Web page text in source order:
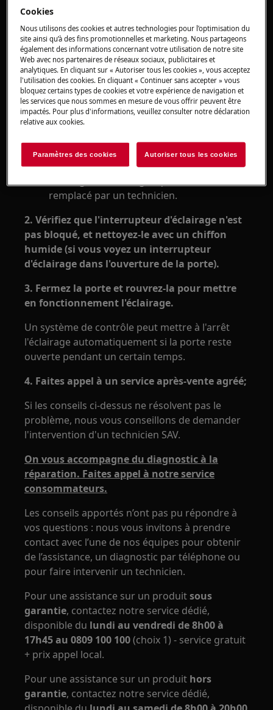
1. Vérifiez que l'ampoule n'est pas
défectueuse et remplacez-la si nécessaire en
suivant les instructions de la notice
d'utilisation.
Vous pouvez
télécharger la notice d'utilisation
Des ampoules neuves, des produits
disponibles dans notre boutique en ligne.
Certains appareils comportent un
remplacé par un technicien.
2. Vérifiez que l'interrupteur d'éclairage n'est
pas bloqué, et nettoyez-le avec un chiffon
humide (si vous voyez un interrupteur
d'éclairage dans l'ouverture de la porte).
3. Fermez la porte et rouvrez-la pour mettre
en fonctionnement l'éclairage.
Un système de contrôle peut mettre à l'arrêt
l'éclairage automatiquement si la porte reste
ouverte pendant un certain temps.
4. Faites appel à un service après-vente agréé;
Si les conseils ci-dessus ne résolvent pas le
problème, nous vous conseillons de demander
l'intervention d'un technicien SAV.
On vous accompagne du diagnostic à la
réparation. Faites appel à notre service
consommateurs.
Les conseils apportés n’ont pas pu répondre à
vos questions : nous vous invitons à prendre
contact avec l’une de nos équipes pour obtenir
de l’assistance, un diagnostic par téléphone ou
pour faire intervenir un technicien.
Pour une assistance sur un produitsous
garantie, contactez notre service dédié,
disponible du lundi au vendredi de 8h00 à
17h45 au 0809 100 100(choix 1) - service gratuit
+ prix appel local.
Pour une assistance sur un produit hors
garantie, contactez notre service dédié,
Cookies
Nous utilisons des cookies et autres technologies pour l’optimisation du
site ainsi qu’à des fins promotionnelles et marketing. Nous partageons
également des informations concernant votre utilisation de notre site
Web avec nos partenaires de réseaux sociaux, publicitaires et
analytiques. En cliquant sur « Autoriser tous les cookies », vous acceptez
l'utilisation des cookies. En cliquant « Continuer sans accepter » vous
bloquez certains types de cookies et votre expérience de navigation et
les services que nous sommes en mesure de vous offrir peuvent être
impactés. Pour plus d'informations, veuillez consulter notre déclaration
relative aux cookies.
Paramètres des cookies Autoriser tous les cookies